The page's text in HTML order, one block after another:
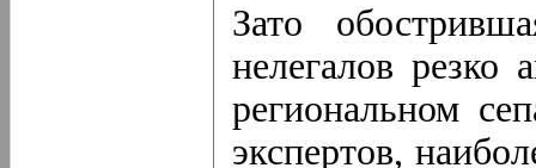
Зато
нелегалов резко
региональном
экспертов,